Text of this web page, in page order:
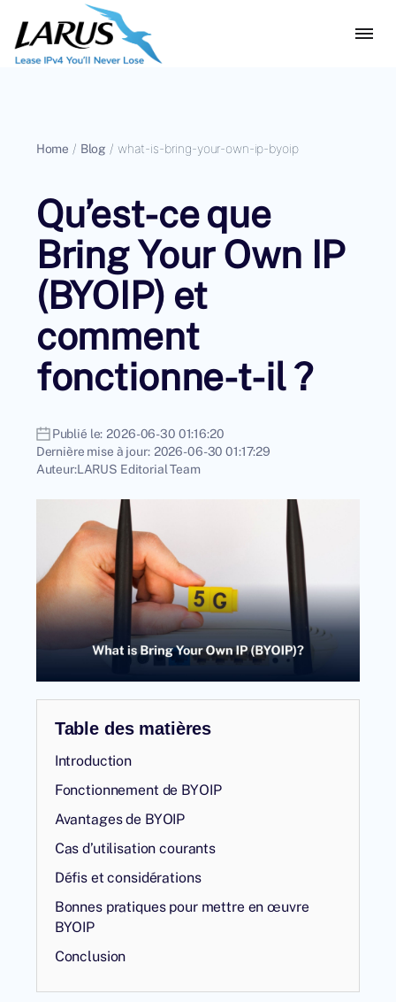
Home / Blog / what-is-bring-your-own-ip-byoip
Qu’est-ce que
Bring Your Own IP
(BYOIP) et
comment
fonctionne-t-il ?
Publié le: 2026-06-30 01:16:20
Dernière mise à jour: 2026-06-30 01:17:29
Auteur:LARUS Editorial Team
Table des matières
Introduction
Fonctionnement de BYOIP
Avantages de BYOIP
Cas d’utilisation courants
Défis et considérations
Bonnes pratiques pour mettre en œuvre
BYOIP
Conclusion